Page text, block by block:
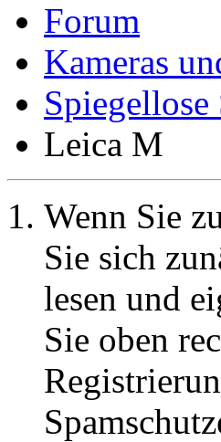
Forum
Kameras
Spiegellose
Leica M
Wenn Sie
Sie sich
lesen und
Sie oben